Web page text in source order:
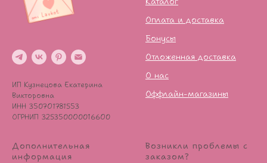
ИП Кузнецова Екатерина
Викторовна
ИНН 350701781553
ОГРНИП 325350000016600
Оплата и доставка
Бонусы
Отложенная доставка
О нас
Оффлайн-магазины
Дополнительная
информация
Возникли проблемы с
заказом?